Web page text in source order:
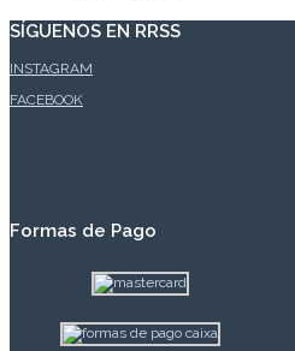
SÍGUENOS EN RRSS
INSTAGRAM
FACEBOOK
Formas de Pago